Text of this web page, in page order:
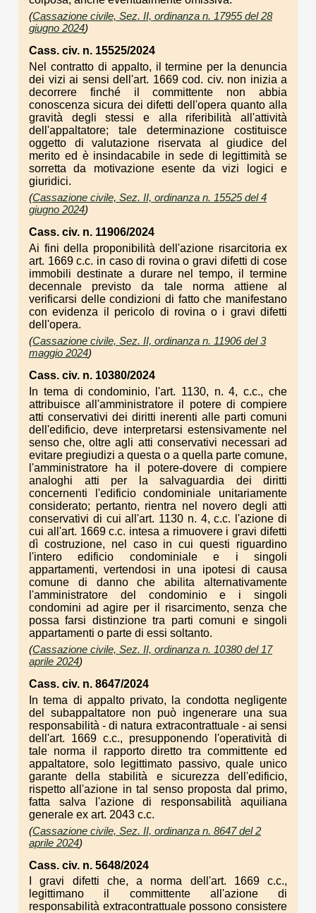
(Cassazione civile, Sez. II, ordinanza n. 17955 del 28
giugno 2024)
Cass. civ. n. 15525/2024
Nel contratto di appalto, il termine per la denuncia
dei vizi ai sensi dell'art. 1669 cod. civ. non inizia a
decorrere finché il committente non abbia
conoscenza sicura dei difetti dell'opera quanto alla
gravità degli stessi e alla riferibilità all'attività
dell'appaltatore; tale determinazione costituisce
oggetto di valutazione riservata al giudice del
merito ed è insindacabile in sede di legittimità se
sorretta da motivazione esente da vizi logici e
giuridici.
(Cassazione civile, Sez. II, ordinanza n. 15525 del 4
giugno 2024)
Cass. civ. n. 11906/2024
Ai fini della proponibilità dell'azione risarcitoria ex
art. 1669 c.c. in caso di rovina o gravi difetti di cose
immobili destinate a durare nel tempo, il termine
decennale previsto da tale norma attiene al
verificarsi delle condizioni di fatto che manifestano
con evidenza il pericolo di rovina o i gravi difetti
dell'opera.
(Cassazione civile, Sez. II, ordinanza n. 11906 del 3
maggio 2024)
Cass. civ. n. 10380/2024
In tema di condominio, l'art. 1130, n. 4, c.c., che
attribuisce all'amministratore il potere di compiere
atti conservativi dei diritti inerenti alle parti comuni
dell'edificio, deve interpretarsi estensivamente nel
senso che, oltre agli atti conservativi necessari ad
evitare pregiudizi a questa o a quella parte comune,
l'amministratore ha il potere-dovere di compiere
analoghi atti per la salvaguardia dei diritti
concernenti l'edificio condominiale unitariamente
considerato; pertanto, rientra nel novero degli atti
conservativi di cui all'art. 1130 n. 4, c.c. l'azione di
cui all'art. 1669 c.c. intesa a rimuovere i gravi difetti
dì costruzione, nel caso in cui questi riguardino
l'intero edificio condominiale e i singoli
appartamenti, vertendosi in una ipotesi di causa
comune di danno che abilita alternativamente
l'amministratore del condominio e i singoli
condomini ad agire per il risarcimento, senza che
possa farsi distinzione tra parti comuni e singoli
appartamenti o parte di essi soltanto.
(Cassazione civile, Sez. II, ordinanza n. 10380 del 17
aprile 2024)
Cass. civ. n. 8647/2024
In tema di appalto privato, la condotta negligente
del subappaltatore non può ingenerare una sua
responsabilità - di natura extracontrattuale - ai sensi
dell'art. 1669 c.c., presupponendo l'operatività di
tale norma il rapporto diretto tra committente ed
appaltatore, solo legittimato passivo, quale unico
garante della stabilità e sicurezza dell'edificio,
rispetto all'azione in tal senso proposta dal primo,
fatta salva l'azione di responsabilità aquiliana
generale ex art. 2043 c.c.
(Cassazione civile, Sez. II, ordinanza n. 8647 del 2
aprile 2024)
Cass. civ. n. 5648/2024
I gravi difetti che, a norma dell'art. 1669 c.c.,
legittimano il committente all'azione di
responsabilità extracontrattuale possono consistere